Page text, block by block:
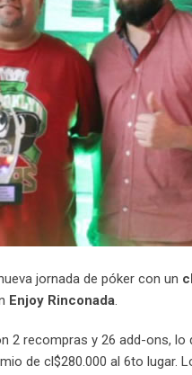
jornada de póker con un
Enjoy Rinconada.
2 recompras y 26 add-ons,
de cl$280.000 al 6to lugar.